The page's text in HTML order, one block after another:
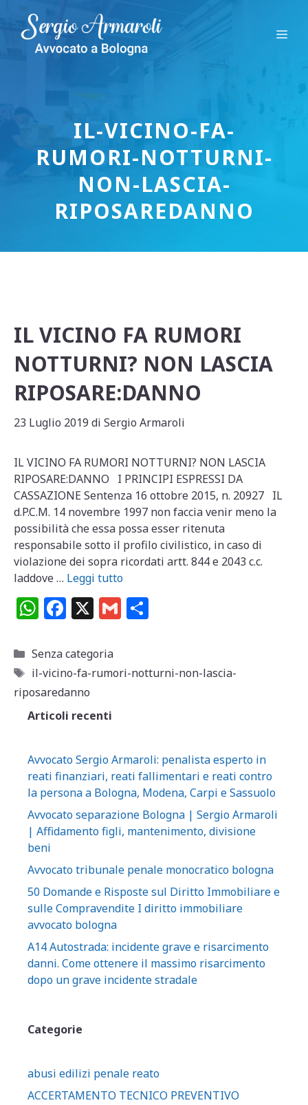
contenuto
IL-VICINO-FA-
RUMORI-NOTTURNI-
NON-LASCIA-
RIPOSAREDANNO
IL VICINO FA RUMORI
NOTTURNI? NON LASCIA
RIPOSARE:DANNO
23 Luglio 2019 di Sergio Armaroli
IL VICINO FA RUMORI NOTTURNI? NON LASCIA
RIPOSARE:DANNO I PRINCIPI ESPRESSI DA
CASSAZIONE Sentenza 16 ottobre 2015, n. 20927 IL
d.P.C.M. 14 novembre 1997 non faccia venir meno la
possibilità che essa possa esser ritenuta
responsabile sotto il profilo civilistico, in caso di
violazione dei sopra ricordati artt. 844 e 2043 c.c.
laddove … Leggi tutto
W
at
s
A
p
F
c
e
b
o
k
X G
l di
Categorie
Senza categoria
Tag
il-vicino-fa-rumori-notturni-non-lascia-
riposaredanno
Articoli recenti
Avvocato Sergio Armaroli: penalista esperto in
reati finanziari, reati fallimentari e reati contro
la persona a Bologna, Modena, Carpi e Sassuolo
Avvocato separazione Bologna | Sergio Armaroli
| Affidamento figli, mantenimento, divisione
beni
Avvocato tribunale penale monocratico bologna
50 Domande e Risposte sul Diritto Immobiliare e
sulle Compravendite I diritto immobiliare
avvocato bologna
A14 Autostrada: incidente grave e risarcimento
danni. Come ottenere il massimo risarcimento
dopo un grave incidente stradale
Categorie
abusi edilizi penale reato
ACCERTAMENTO TECNICO PREVENTIVO